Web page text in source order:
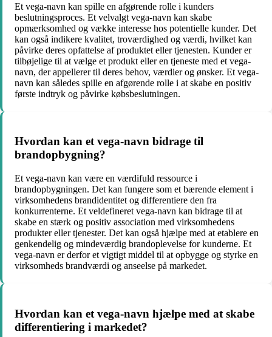
Et vega-navn kan spille en afgørende rolle i kunders
beslutningsproces. Et velvalgt vega-navn kan skabe
opmærksomhed og vække interesse hos potentielle kunder. Det
kan også indikere kvalitet, troværdighed og værdi, hvilket kan
påvirke deres opfattelse af produktet eller tjenesten. Kunder er
tilbøjelige til at vælge et produkt eller en tjeneste med et vega-
navn, der appellerer til deres behov, værdier og ønsker. Et vega-
navn kan således spille en afgørende rolle i at skabe en positiv
første indtryk og påvirke købsbeslutningen.
Hvordan kan et vega-navn bidrage til
brandopbygning?
Et vega-navn kan være en værdifuld ressource i
brandopbygningen. Det kan fungere som et bærende element i
virksomhedens brandidentitet og differentiere den fra
konkurrenterne. Et veldefineret vega-navn kan bidrage til at
skabe en stærk og positiv association med virksomhedens
produkter eller tjenester. Det kan også hjælpe med at etablere en
genkendelig og mindeværdig brandoplevelse for kunderne. Et
vega-navn er derfor et vigtigt middel til at opbygge og styrke en
virksomheds brandværdi og anseelse på markedet.
Hvordan kan et vega-navn hjælpe med at skabe
differentiering i markedet?